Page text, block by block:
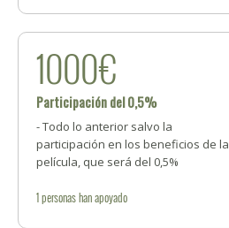
1000€
Participación del 0,5%
- Todo lo anterior salvo la
participación en los beneficios de la
película, que será del 0,5%
1personashan apoyado